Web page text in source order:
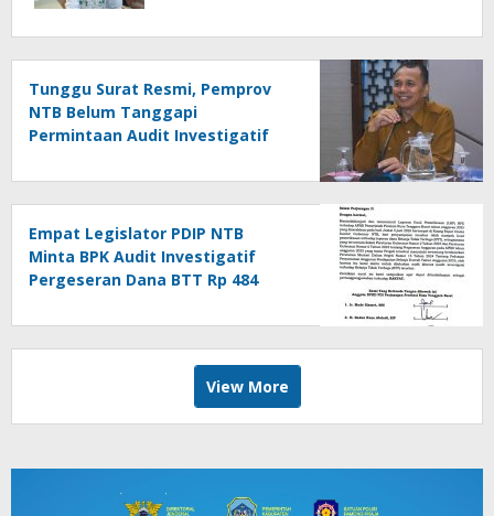
Tunggu Surat Resmi, Pemprov
NTB Belum Tanggapi
Permintaan Audit Investigatif
Empat Legislator PDIP NTB
Minta BPK Audit Investigatif
Pergeseran Dana BTT Rp 484
View More